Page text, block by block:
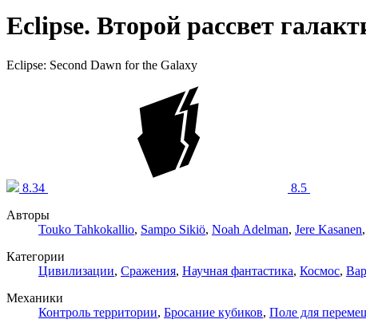
Eclipse. Второй рассвет
Eclipse: Second Dawn for the Galaxy
8.34 8.5
Авторы
Touko Tahkokallio, Sampo Sikiö, Noah Adelman, Jere Kasanen,
Категории
Цивилизации, Сражения, Научная фантастика, Космос,
Механики
Контроль территории, Бросание кубиков, Поле для